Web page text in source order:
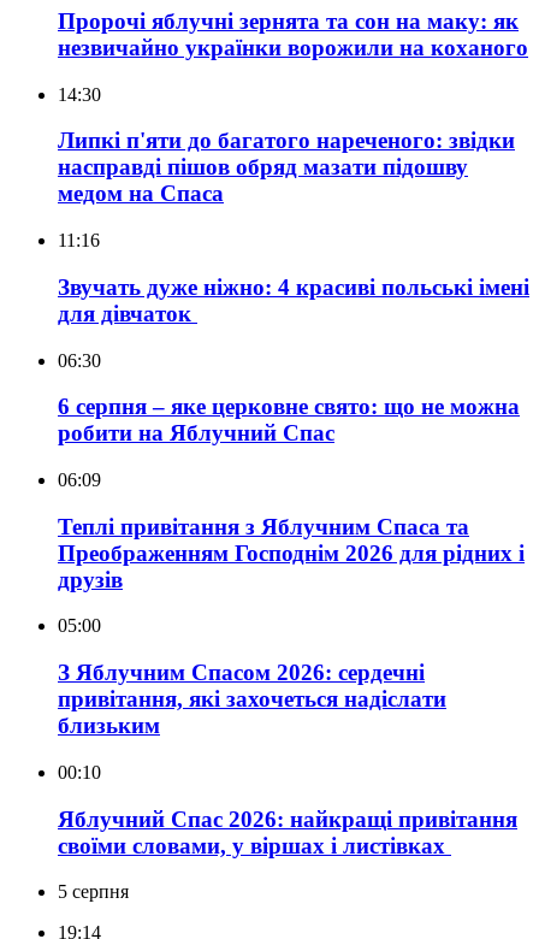
Пророчі яблучні зернята та сон на маку: як
незвичайно українки ворожили на коханого
14:30
Липкі п'яти до багатого нареченого: звідки
насправді пішов обряд мазати підошву
медом на Спаса
11:16
Звучать дуже ніжно: 4 красиві польські імені
для дівчаток
06:30
6 серпня – яке церковне свято: що не можна
робити на Яблучний Спас
06:09
Теплі привітання з Яблучним Спаса та
Преображенням Господнім 2026 для рідних і
друзів
05:00
З Яблучним Спасом 2026: сердечні
привітання, які захочеться надіслати
близьким
00:10
Яблучний Спас 2026: найкращі привітання
своїми словами, у віршах і листівках
5 серпня
19:14